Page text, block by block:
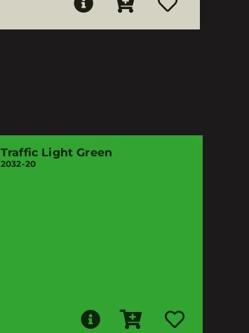
Traffic Light Green
2032-20